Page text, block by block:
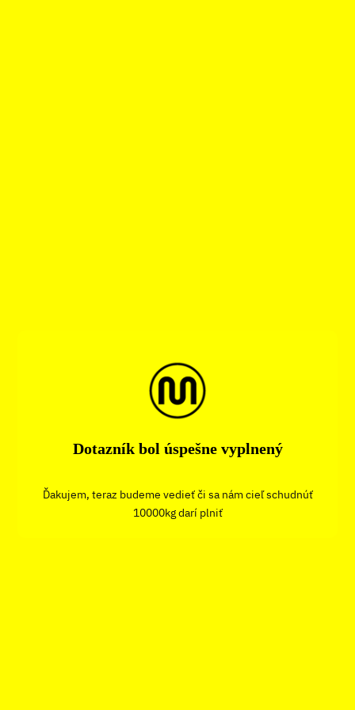
Dotazník bol úspešne vyplnený
Ďakujem, teraz budeme vedieť či sa nám cieľ schudnúť
10000kg darí plniť